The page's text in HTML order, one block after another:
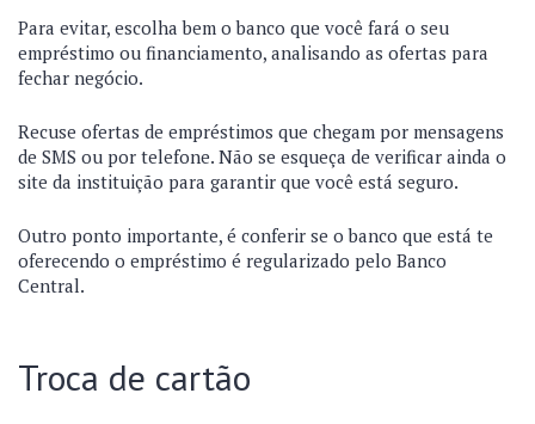
Para evitar, escolha bem o banco que você fará o seu
empréstimo ou financiamento, analisando as ofertas para
fechar negócio.
Recuse ofertas de empréstimos que chegam por mensagens
de SMS ou por telefone. Não se esqueça de verificar ainda o
site da instituição para garantir que você está seguro.
Outro ponto importante, é conferir se o banco que está te
oferecendo o empréstimo é regularizado pelo Banco
Central.
Troca de cartão